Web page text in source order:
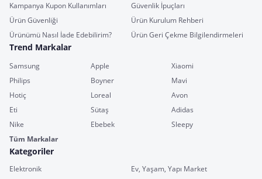
Kampanya Kupon Kullanımları
Güvenlik İpuçları
Ürün Güvenliği
Ürün Kurulum Rehberi
Ürünümü Nasıl İade Edebilirim?
Ürün Geri Çekme Bilgilendirmeleri
Trend Markalar
Samsung Apple
Xiaomi
Philips
Boyner
Mavi
Hotiç
Loreal
Avon
Eti
Sütaş
Adidas
Nike
Ebebek
Sleepy
Tüm Markalar
Kategoriler
Elektronik
Ev, Yaşam, Yapı Market